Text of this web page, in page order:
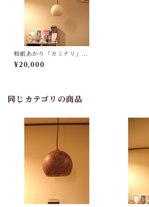
和紙あかり「カミナリ」
（小・ペンダントタイプ）
¥20,000
同じカテゴリの商品